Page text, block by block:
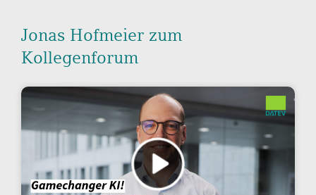
Jonas Hofmeier zum
Kollegenforum